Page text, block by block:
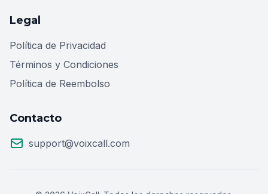
Legal
Política de Privacidad
Términos y Condiciones
Política de Reembolso
Contacto
support@voixcall.com